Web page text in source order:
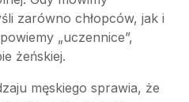
zarówno chłopców, jak i
„uczennice”,
żeńskiej.
męskiego sprawia, że